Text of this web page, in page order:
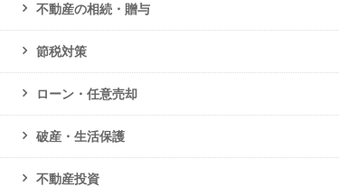
不動産の相続・贈与
節税対策
ローン・任意売却
破産・生活保護
不動産投資